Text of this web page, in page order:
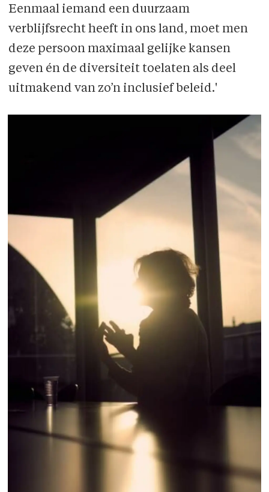
Eenmaal iemand een duurzaam
verblijfsrecht heeft in ons land, moet men
deze persoon maximaal gelijke kansen
geven én de diversiteit toelaten als deel
uitmakend van zo’n inclusief beleid.'